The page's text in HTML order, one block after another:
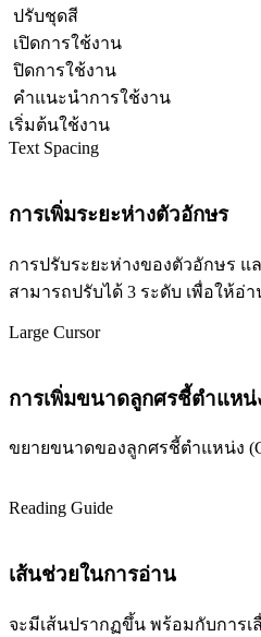
ปรับชุดสี
เปิดการใช้งาน
ปิดการใช้งาน
คำแนะนำการใช้งาน
เริ่มต้นใช้งาน
Text Spacing
การเพิ่มระยะห่างตัวอักษร
การปรับระยะห่างของตัวอักษร แ
สามารถปรับได้ 3 ระดับ เพื่อให้อ่
Large Cursor
การเพิ่มขนาดลูกศรชี้ตำแหน่
ขยายขนาดของลูกศรชี้ตำแหน่ง
Reading Guide
เส้นช่วยในการอ่าน
จะมีเส้นปรากฏขึ้น พร้อมกับการ